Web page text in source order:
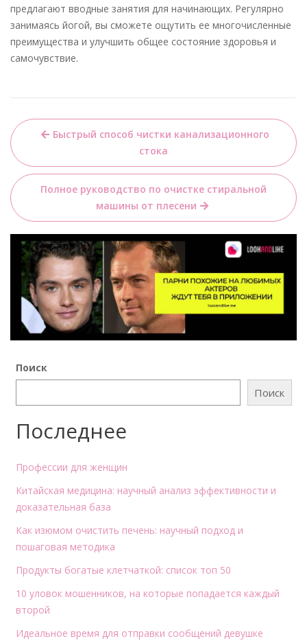
предлагают вводные занятия для начинающих. Регулярно
занимаясь йогой, вы сможете ощутить ее многочисленные
преимущества и улучшить общее состояние здоровья и
самочувствие.
Навигация
по
записям
Быстрый способ чистки канализационного
стока
Полное руководство по очистке стиральной
машины от плесени
Поиск
Поиск
Последнее
Профессии для женщин
Китайская медицина: научный анализ эффективности и
доказательная база
Как изюмом очистить печень: научный подход и
пошаговая методика
Продукты богатые клетчаткой: список топ 50
10 уловок мошенников, на которые попадается каждый
второй
Идеальное время для отправки сообщений девушке